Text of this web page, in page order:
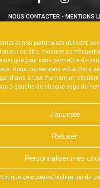
et nos partenaires utilisent
sur ce site, mesurer sa
que pour vous permettre de
Nous conservons votre choix
d'avis à tout moment en
à gauche de chaque page de
J'accepte
Refuser
Personnaliser mes
de cookies Déclaration de
le bouton partager en bas de votre
NOUS CONTACTER
MENTIONS
RÉALISÉ PAR L’AGENCE WEB